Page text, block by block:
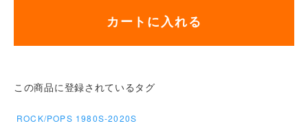
カートに入れる
この商品に登録されているタグ
ROCK/POPS 1980S-2020S